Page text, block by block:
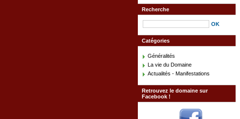
Recherche
Catégories
Généralités
La vie du Domaine
Actualités - Manifestations
Retrouvez le domaine sur
Facebook !